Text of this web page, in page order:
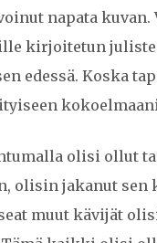
napata
kirjoitetun
edessä. Koska
olisi ollut
olisin jakanut sen
muut kävijät